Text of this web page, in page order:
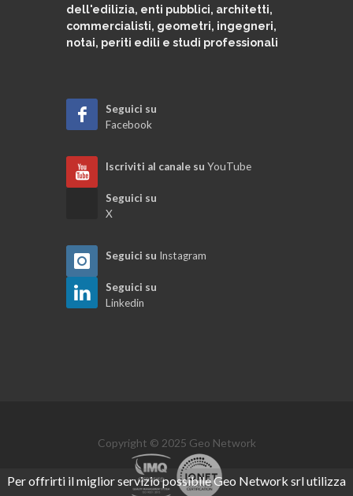
dell'edilizia, enti pubblici, architetti,
commercialisti, geometri, ingegneri,
notai, periti edili e studi professionali
Seguici su
Facebook
Iscriviti al canale su YouTube
Seguici su
X
Seguici su Instagram
Seguici su
Linkedin
Copyright © 2025 Geo Network
Per offrirti il miglior servizio possibile Geo Network srl utilizza